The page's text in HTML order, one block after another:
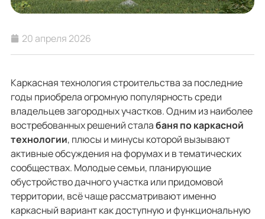
20 апреля 2026
Каркасная технология строительства за последние
годы приобрела огромную популярность среди
владельцев загородных участков. Одним из наиболее
востребованных решений сталабаня по каркасной
технологии, плюсы и минусы которой вызывают
активные обсуждения на форумах и в тематических
сообществах. Молодые семьи, планирующие
обустройство дачного участка или придомовой
территории, всё чаще рассматривают именно
каркасный вариант как доступную и функциональную